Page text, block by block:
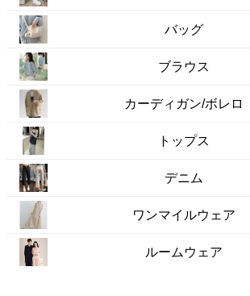
バッグ
ブラウス
カーディガン/ボレロ
トップス
デニム
ワンマイルウェア
ルームウェア